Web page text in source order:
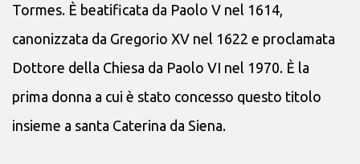
Tormes. È beatificata da Paolo V nel 1614,
canonizzata da Gregorio XV nel 1622 e proclamata
Dottore della Chiesa da Paolo VI nel 1970. È la
prima donna a cui è stato concesso questo titolo
insieme a santa Caterina da Siena.